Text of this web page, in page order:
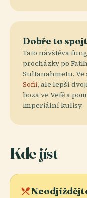
Dobře to
Tato návštěva
procházky po
Sultanahmetu. Ve
Sofií, ale lepší
boza ve Vefě a
imperiální kulisy.
Kde jíst
local_dining